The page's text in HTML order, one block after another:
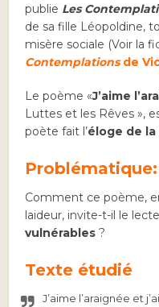
publie Les
de sa fille Léopoldine,
misère sociale (Voir la
Contemplationsde
Le poème «J’aime
Luttes et les Rêves »,
poète fait l’éloge de
Problématique:
Comment ce poème,
laideur, invite-t-il le
vulnérables ?
Texte étudié
J’aime l’araignée et